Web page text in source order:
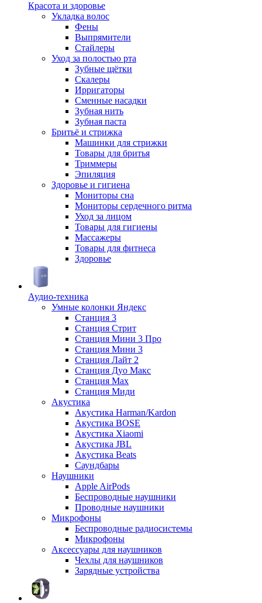
Красота и здоровье
Укладка волос
Фены
Выпрямители
Стайлеры
Уход за полостью рта
Зубные щётки
Скалеры
Ирригаторы
Сменные насадки
Зубная нить
Зубная паста
Бритьё и стрижка
Машинки для стрижки
Товары для бритья
Триммеры
Эпиляция
Здоровье и гигиена
Мониторы сна
Мониторы сердечного ритма
Уход за лицом
Товары для гигиены
Массажеры
Товары для фитнеса
Здоровье
Аудио-техника
Умные колонки Яндекс
Станция 3
Станция Стрит
Станция Мини 3 Про
Станция Мини 3
Станция Лайт 2
Станция Дуо Макс
Станция Max
Станция Миди
Акустика
Акустика Harman/Kardon
Акустика BOSE
Акустика Xiaomi
Акустика JBL
Акустика Beats
Саундбары
Наушники
Apple AirPods
Беспроводные наушники
Проводные наушники
Микрофоны
Беспроводные радиосистемы
Микрофоны
Аксессуары для наушников
Чехлы для наушников
Зарядные устройства